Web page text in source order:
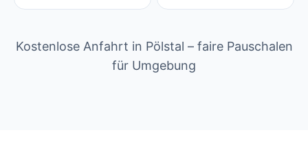
Kostenlose Anfahrt in Pölstal – faire Pauschalen
für Umgebung